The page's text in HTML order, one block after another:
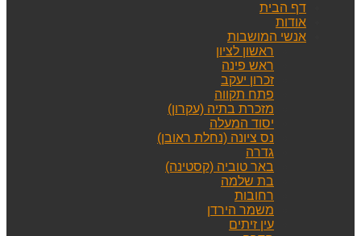
דף הבית
אודות
אנשי המושבות
ראשון לציון
ראש פינה
זכרון יעקב
פתח תקווה
מזכרת בתיה (עקרון)
יסוד המעלה
נס ציונה (נחלת ראובן)
גדרה
באר טוביה (קסטינה)
בת שלמה
רחובות
משמר הירדן
עין זיתים